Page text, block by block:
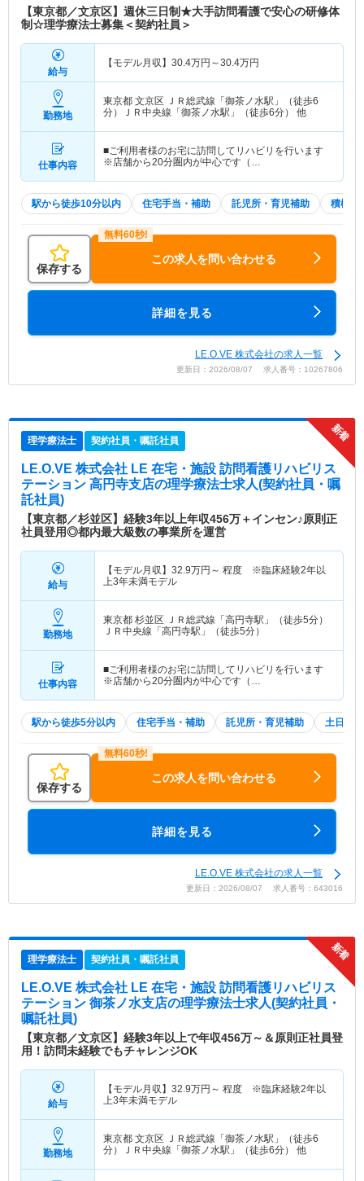
【東京都／文京区】週休三日制★大手訪問看護で安心の研修体
制☆理学療法士募集＜契約社員＞
給与
【モデル月収】 30.4万円～30.4万円
勤務地
東京都 文京区
ＪＲ総武線「御茶ノ水駅」（徒歩6
分）ＪＲ中央線「御茶ノ水駅」（徒歩6分） 他
仕事内容
■ご利用者様のお宅に訪問してリハビリを行います
※店舗から20分圏内が中心です（…
駅から徒歩10分以内 住宅手当・補助 託児所・育児補助 積極採
保存する
この求人を問い合わせる
詳細を見る
LE.O.VE 株式会社の求人一覧
更新日：2026/08/07 求人番号：10267806
理学療法士 契約社員・嘱託社員
LE.O.VE 株式会社 LE 在宅・施設 訪問看護リハビリス
テーション 高円寺支店の理学療法士求人(契約社員・嘱
託社員)
【東京都／杉並区】経験3年以上年収456万＋インセン♪原則正
社員登用◎都内最大級数の事業所を運営
給与
【モデル月収】 32.9万円～ 程度 ※臨床経験2年以
上3年未満モデル
勤務地
東京都 杉並区
ＪＲ総武線「高円寺駅」（徒歩5分）
ＪＲ中央線「高円寺駅」（徒歩5分）
仕事内容
■ご利用者様のお宅に訪問してリハビリを行います
※店舗から20分圏内が中心です（…
駅から徒歩5分以内 住宅手当・補助 託児所・育児補助 土日祝休
保存する
この求人を問い合わせる
詳細を見る
LE.O.VE 株式会社の求人一覧
更新日：2026/08/07 求人番号：643016
理学療法士 契約社員・嘱託社員
LE.O.VE 株式会社 LE 在宅・施設 訪問看護リハビリス
テーション 御茶ノ水支店の理学療法士求人(契約社員・
嘱託社員)
【東京都／文京区】経験3年以上で年収456万～＆原則正社員登
用！訪問未経験でもチャレンジOK
給与
【モデル月収】 32.9万円～ 程度 ※臨床経験2年以
上3年未満モデル
勤務地
東京都 文京区
ＪＲ総武線「御茶ノ水駅」（徒歩6
分）ＪＲ中央線「御茶ノ水駅」（徒歩6分） 他